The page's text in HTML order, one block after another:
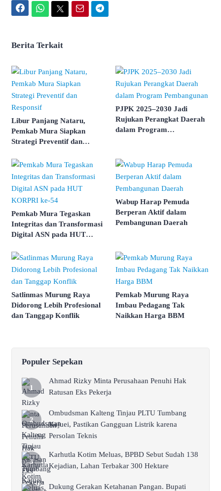
Berita Terkait
Libur Panjang Nataru,
Pemkab Mura Siapkan
Strategi Preventif dan
PJPK 2025–2030 Jadi
Rujukan Perangkat Daerah
dalam Program
Pemkab Mura Tegaskan
Integritas dan Transformasi
Digital ASN pada HUT
Wabup Harap Pemuda
Berperan Aktif dalam
Pembangunan Daerah
Satlinmas Murung Raya
Didorong Lebih Profesional
dan Tanggap Konflik
Pemkab Murung Raya
Imbau Pedagang Tak
Naikkan Harga BBM
Populer Sepekan
Ahmad Rizky Minta Perusahaan Penuhi Hak
Ratusan Eks Pekerja
Ombudsman Kalteng Tinjau PLTU Tumbang
Kajuei, Pastikan Gangguan Listrik karena
Persolan Teknis
Karhutla Kotim Meluas, BPBD Sebut Sudah 138
Kejadian, Lahan Terbakar 300 Hektare
Dukung Gerakan Ketahanan Pangan. Bupati